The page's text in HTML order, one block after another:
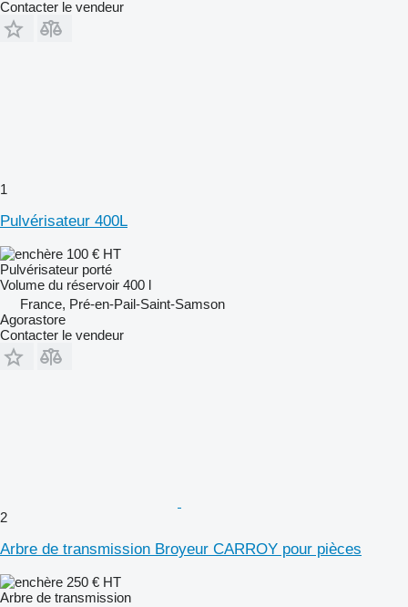
Contacter le vendeur
1
Pulvérisateur 400L
100 € HT
Pulvérisateur porté
Volume du réservoir 400 l
France, Pré-en-Pail-Saint-Samson
Agorastore
Contacter le vendeur
2
Arbre de transmission Broyeur CARROY pour pièces
250 € HT
Arbre de transmission